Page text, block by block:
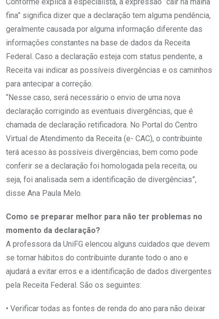
fina” significa dizer que a declaração tem alguma pendência,
geralmente causada por alguma informação diferente das
informações constantes na base de dados da Receita
Federal. Caso a declaração esteja com status pendente, a
Receita vai indicar as possíveis divergências e os caminhos
para antecipar a correção.
“Nesse caso, será necessário o envio de uma nova
declaração corrigindo as eventuais divergências, que é
chamada de declaração retificadora. No Portal do Centro
Virtual de Atendimento da Receita (e- CAC), o contribuinte
terá acesso às possíveis divergências, bem como pode
conferir se a declaração foi homologada pela receita, ou
seja, foi analisada sem a identificação de divergências”,
disse Ana Paula Melo.
Como se preparar melhor para não ter problemas no
momento da declaração?
A professora da UniFG elencou alguns cuidados que devem
se tornar hábitos do contribuinte durante todo o ano e
ajudará a evitar erros e a identificação de dados divergentes
pela Receita Federal. São os seguintes:
• Verificar todas as fontes de renda do ano para não deixar